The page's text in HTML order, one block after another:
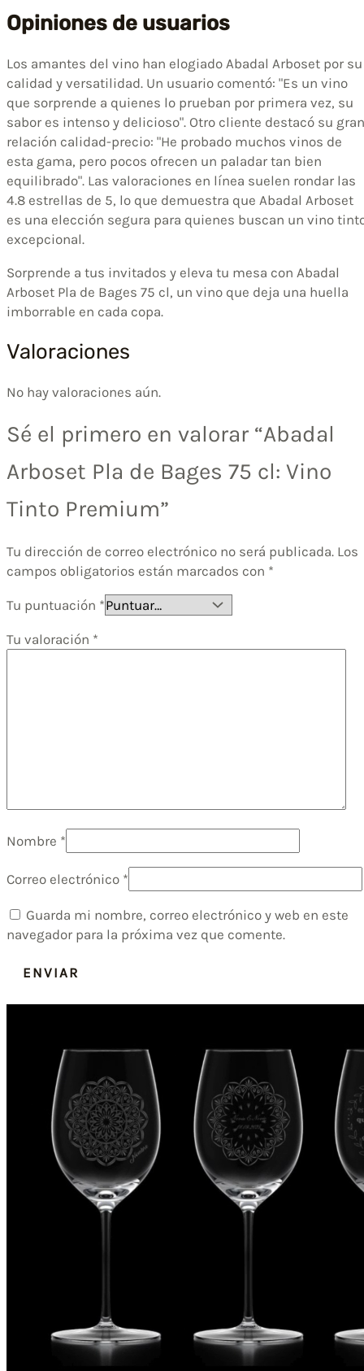
Opiniones de usuarios
Los amantes del vino han elogiado Abadal Arboset por su
calidad y versatilidad. Un usuario comentó: "Es un vino
que sorprende a quienes lo prueban por primera vez, su
sabor es intenso y delicioso". Otro cliente destacó su gran
relación calidad-precio: "He probado muchos vinos de
esta gama, pero pocos ofrecen un paladar tan bien
equilibrado". Las valoraciones en línea suelen rondar las
4.8 estrellas de 5, lo que demuestra que Abadal Arboset
es una elección segura para quienes buscan un vino
excepcional.
Sorprende a tus invitados y eleva tu mesa con Abadal
Arboset Pla de Bages 75 cl, un vino que deja una huella
imborrable en cada copa.
Valoraciones
No hay valoraciones aún.
Sé el primero en valorar “Abadal
Arboset Pla de Bages 75 cl: Vino
Tinto Premium”
Tu dirección de correo electrónico no será publicada. Los
campos obligatorios están marcados con *
Tu puntuación *
Tu valoración *
Nombre *
Correo electrónico *
Guarda mi nombre, correo electrónico y web en este
navegador para la próxima vez que comente.